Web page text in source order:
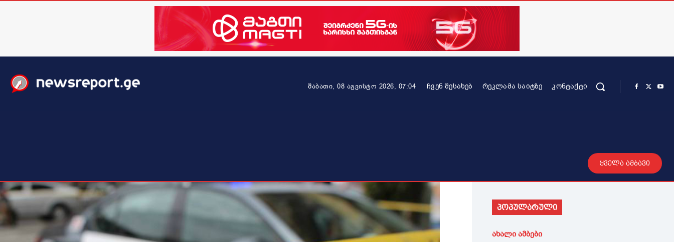
შაბათი, 08 აგვისტო 2026, 07:04 ᲩᲕᲔᲜ ᲨᲔᲡᲐᲮᲔᲑ ᲠᲔᲙᲚᲐᲛᲐ ᲡᲐᲘᲢᲖᲔ ᲙᲝᲜᲢᲐᲥᲢᲘ
ყველა ამბავი
პოპულარული
ახალი ამბები